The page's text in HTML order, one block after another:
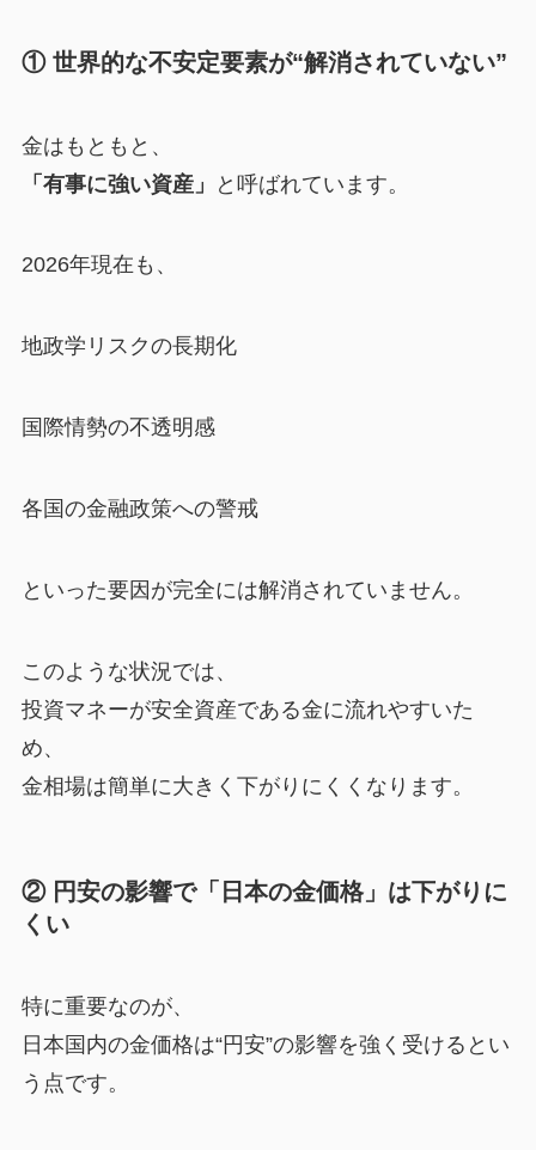
① 世界的な不安定要素が“解消されていない”
金はもともと、
「有事に強い資産」
と呼ばれています。
2026年現在も、
地政学リスクの長期化
国際情勢の不透明感
各国の金融政策への警戒
といった要因が完全には解消されていません。
このような状況では、
投資マネーが安全資産である金に流れやすいた
め、
金相場は簡単に大きく下がりにくくなります。
② 円安の影響で「日本の金価格」は下がりに
くい
特に重要なのが、
日本国内の金価格は“円安”の影響を強く受けるとい
う点です。